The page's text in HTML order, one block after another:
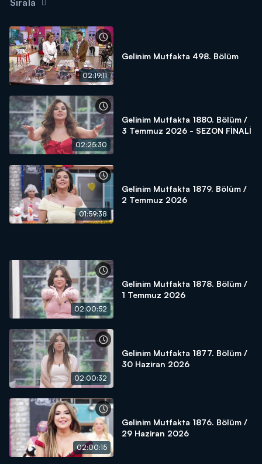
BAŞVURULARINIZ İÇİN WHATSAPP HATTI:
BAŞVURULARINIZ İÇİN WEB
ADRESİ:https://www.kanald.com.tr/gelinim-mutfakta-basvuru-
formu
Gelinim Mutfakta, yeni bölümleriyle hafta içi her gün Kanal
D'de!
Sırala
02:19:11
Gelinim Mutfakta 498. Bölüm
02:25:30
Gelinim Mutfakta 1880. Bölüm /
3 Temmuz 2026 - SEZON FİNALİ
01:59:38
Gelinim Mutfakta 1879. Bölüm /
2 Temmuz 2026
02:00:52
Gelinim Mutfakta 1878. Bölüm /
1 Temmuz 2026
02:00:32
Gelinim Mutfakta 1877. Bölüm /
30 Haziran 2026
02:00:15
Gelinim Mutfakta 1876. Bölüm /
29 Haziran 2026